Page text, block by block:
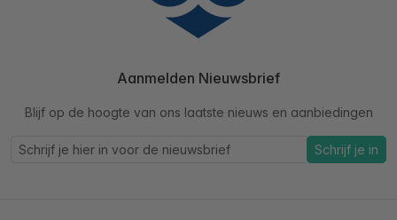
Aanmelden Nieuwsbrief
Blijf op de hoogte van ons laatste nieuws en aanbiedingen
Schrijf je in